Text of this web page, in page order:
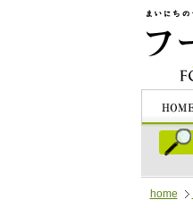
home